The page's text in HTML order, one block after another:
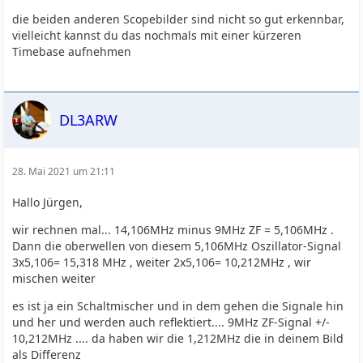
die beiden anderen Scopebilder sind nicht so gut erkennbar,
vielleicht kannst du das nochmals mit einer kürzeren
Timebase aufnehmen
DL3ARW
28. Mai 2021 um 21:11
Hallo Jürgen,
wir rechnen mal... 14,106MHz minus 9MHz ZF = 5,106MHz .
Dann die oberwellen von diesem 5,106MHz Oszillator-Signal
3x5,106= 15,318 MHz , weiter 2x5,106= 10,212MHz , wir
mischen weiter
es ist ja ein Schaltmischer und in dem gehen die Signale hin
und her und werden auch reflektiert.... 9MHz ZF-Signal +/-
10,212MHz .... da haben wir die 1,212MHz die in deinem Bild
als Differenz